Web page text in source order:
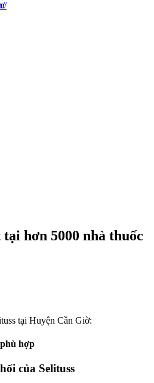
tại hơn 5000 nhà thuốc
tại Huyện Cần Giờ:
hợp
của Selituss